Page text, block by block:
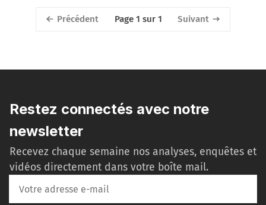
Précédent Page 1 sur 1 Suivant
Restez connectés avec notre
newsletter
Recevez chaque semaine nos analyses, enquêtes et
vidéos directement dans votre boîte mail.